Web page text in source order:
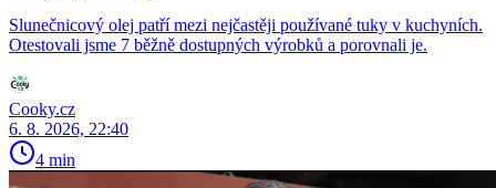
Slunečnicový olej patří mezi nejčastěji používané tuky v kuchyních.
Otestovali jsme 7 běžně dostupných výrobků a porovnali je.
Cooky.cz
6. 8. 2026, 22:40
4 min